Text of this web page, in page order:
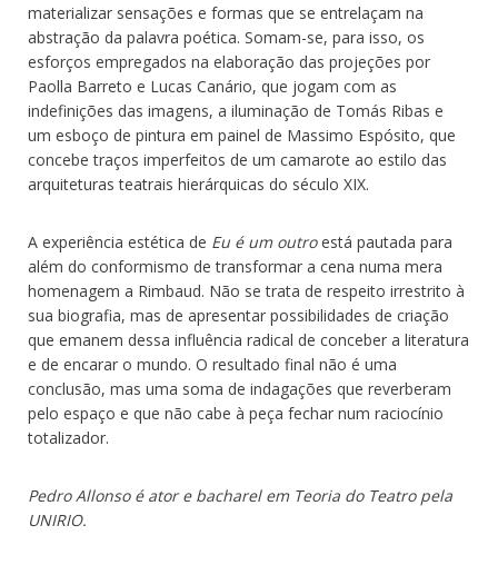
materializar sensações e formas que se entrelaçam na
abstração da palavra poética. Somam-se, para isso, os
esforços empregados na elaboração das projeções por
Paolla Barreto e Lucas Canário, que jogam com as
indefinições das imagens, a iluminação de Tomás Ribas e
um esboço de pintura em painel de Massimo Espósito, que
concebe traços imperfeitos de um camarote ao estilo das
arquiteturas teatrais hierárquicas do século XIX.
A experiência estética de Eu é um outroestá pautada para
além do conformismo de transformar a cena numa mera
homenagem a Rimbaud. Não se trata de respeito irrestrito à
sua biografia, mas de apresentar possibilidades de criação
que emanem dessa influência radical de conceber a literatura
e de encarar o mundo. O resultado final não é uma
conclusão, mas uma soma de indagações que reverberam
pelo espaço e que não cabe à peça fechar num raciocínio
totalizador.
Pedro Allonso é ator e bacharel em Teoria do Teatro pela
UNIRIO.